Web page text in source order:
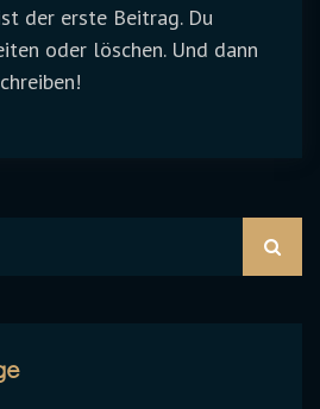
der erste Beitrag. Du
oder löschen. Und dann